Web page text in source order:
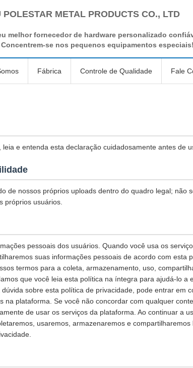
POLESTAR METAL PRODUCTS CO., LTD
melhor fornecedor de hardware personalizado
Concentrem-se nos pequenos equipamentos especiais!
Fábrica Controle de Qualidade Fale
e entenda esta declaração cuidadosamente antes de
de nossos próprios uploads dentro do quadro legal; não
próprios usuários.
pessoais dos usuários. Quando você usa os
suas informações pessoais de acordo com esta
termos para a coleta, armazenamento, uso,
que você leia esta política na íntegra para ajudá-lo a
sobre esta política de privacidade, pode entrar em
na plataforma. Se você não concordar com qualquer
de usar os serviços da plataforma. Ao continuar a
usaremos, armazenaremos e